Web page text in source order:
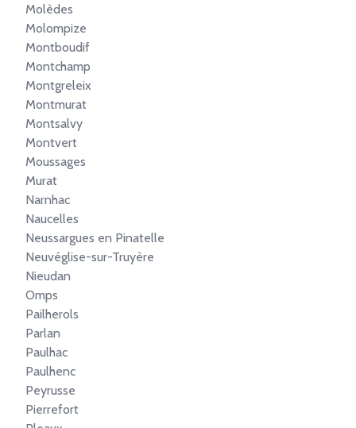
Molèdes
Molompize
Montboudif
Montchamp
Montgreleix
Montmurat
Montsalvy
Montvert
Moussages
Murat
Narnhac
Naucelles
Neussargues en Pinatelle
Neuvéglise-sur-Truyère
Nieudan
Omps
Pailherols
Parlan
Paulhac
Paulhenc
Peyrusse
Pierrefort